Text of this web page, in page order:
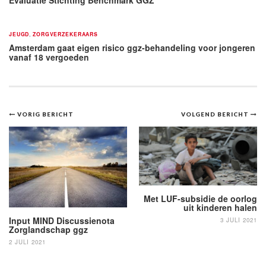
JEUGD ,ZORGVERZEKERAARS
Amsterdam gaat eigen risico ggz-behandeling voor jongeren
vanaf 18 vergoeden
Bericht
navigatie
VOLGEND BERICHT
Met LUF-subsidie de oorlog
uit kinderen halen
3 JULI 2021
VORIG BERICHT
Input MIND Discussienota
Zorglandschap ggz
2 JULI 2021